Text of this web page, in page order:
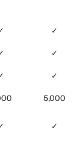
✓
✓
✓
5,000
✓